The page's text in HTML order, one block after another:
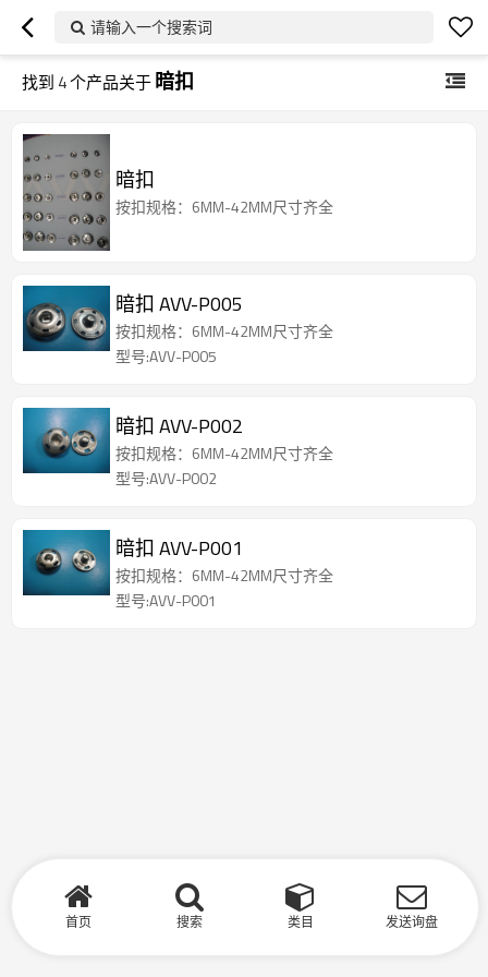
请输入一个搜索词
找到 4个产品关于暗扣
暗扣
按扣规格：6MM-42MM尺寸齐全
暗扣 AVV-P005
按扣规格：6MM-42MM尺寸齐全
型号:AVV-P005
暗扣 AVV-P002
按扣规格：6MM-42MM尺寸齐全
型号:AVV-P002
暗扣 AVV-P001
按扣规格：6MM-42MM尺寸齐全
型号:AVV-P001
首页 搜索 类目 发送询盘